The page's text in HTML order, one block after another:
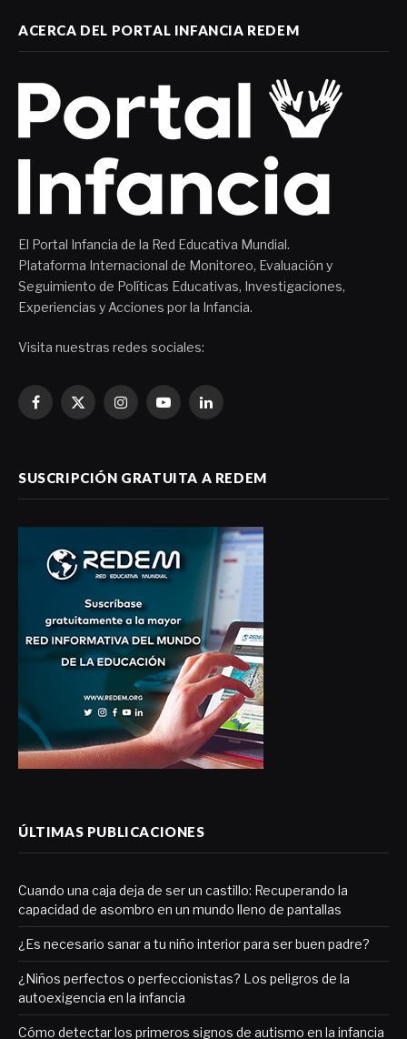
ACERCA DEL PORTAL INFANCIA REDEM
El Portal Infancia de la Red Educativa Mundial.
Plataforma Internacional de Monitoreo, Evaluación y
Seguimiento de Políticas Educativas, Investigaciones,
Experiencias y Acciones por la Infancia.
Visita nuestras redes sociales:
Facebook
X
InstagramYouTubeLinkedIn
SUSCRIPCIÓN GRATUITA A REDEM
ÚLTIMAS PUBLICACIONES
Cuando una caja deja de ser un castillo: Recuperando la
capacidad de asombro en un mundo lleno de pantallas
¿Es necesario sanar a tu niño interior para ser buen padre?
¿Niños perfectos o perfeccionistas? Los peligros de la
autoexigencia en la infancia
Cómo detectar los primeros signos de autismo en la infancia